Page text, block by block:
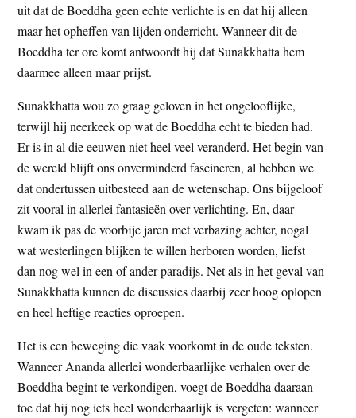
uit dat de Boeddha geen echte verlichte is en dat hij alleen
maar het opheffen van lijden onderricht. Wanneer dit de
Boeddha ter ore komt antwoordt hij dat Sunakkhatta hem
daarmee alleen maar prijst.
Sunakkhatta wou zo graag geloven in het ongelooflijke,
terwijl hij neerkeek op wat de Boeddha echt te bieden had.
Er is in al die eeuwen niet heel veel veranderd. Het begin van
de wereld blijft ons onverminderd fascineren, al hebben we
dat ondertussen uitbesteed aan de wetenschap. Ons bijgeloof
zit vooral in allerlei fantasieën over verlichting. En, daar
kwam ik pas de voorbije jaren met verbazing achter, nogal
wat westerlingen blijken te willen herboren worden, liefst
dan nog wel in een of ander paradijs. Net als in het geval van
Sunakkhatta kunnen de discussies daarbij zeer hoog oplopen
en heel heftige reacties oproepen.
Het is een beweging die vaak voorkomt in de oude teksten.
Wanneer Ananda allerlei wonderbaarlijke verhalen over de
Boeddha begint te verkondigen, voegt de Boeddha daaraan
toe dat hij nog iets heel wonderbaarlijk is vergeten: wanneer